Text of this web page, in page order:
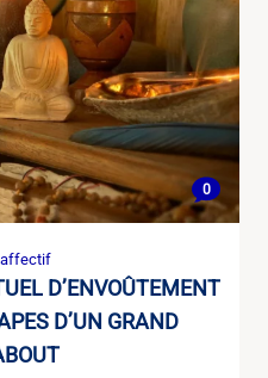
0
affectif
D’ENVOÛTEMENT
D’UN GRAND